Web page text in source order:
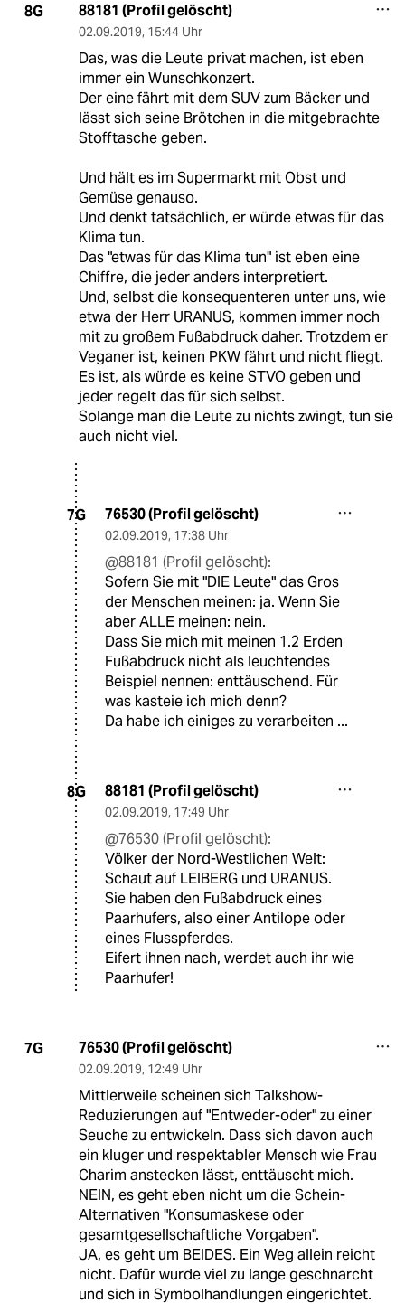
8G 88181 (Profil gelöscht)
02.09.2019, 15:44 Uhr
Das, was die Leute privat machen, ist eben
immer ein Wunschkonzert.
Der eine fährt mit dem SUV zum Bäcker und
lässt sich seine Brötchen in die mitgebrachte
Stofftasche geben.
Und hält es im Supermarkt mit Obst und
Gemüse genauso.
Und denkt tatsächlich, er würde etwas für das
Klima tun.
Das "etwas für das Klima tun" ist eben eine
Chiffre, die jeder anders interpretiert.
Und, selbst die konsequenteren unter uns, wie
etwa der Herr URANUS, kommen immer noch
mit zu großem Fußabdruck daher. Trotzdem er
Veganer ist, keinen PKW fährt und nicht fliegt.
Es ist, als würde es keine STVO geben und
jeder regelt das für sich selbst.
Solange man die Leute zu nichts zwingt, tun sie
auch nicht viel.
7G 76530 (Profil gelöscht)
02.09.2019, 17:38 Uhr
@88181 (Profil gelöscht):
Sofern Sie mit "DIE Leute" das Gros
der Menschen meinen: ja. Wenn Sie
aber ALLE meinen: nein.
Dass Sie mich mit meinen 1.2 Erden
Fußabdruck nicht als leuchtendes
Beispiel nennen: enttäuschend. Für
was kasteie ich mich denn?
Da habe ich einiges zu verarbeiten ...
8G 88181 (Profil gelöscht)
02.09.2019, 17:49 Uhr
@76530 (Profil gelöscht):
Völker der Nord-Westlichen Welt:
Schaut auf LEIBERG und URANUS.
Sie haben den Fußabdruck eines
Paarhufers, also einer Antilope oder
eines Flusspferdes.
Eifert ihnen nach, werdet auch ihr wie
Paarhufer!
7G 76530 (Profil gelöscht)
02.09.2019, 12:49 Uhr
Mittlerweile scheinen sich Talkshow-
Reduzierungen auf "Entweder-oder" zu einer
Seuche zu entwickeln. Dass sich davon auch
ein kluger und respektabler Mensch wie Frau
Charim anstecken lässt, enttäuscht mich.
NEIN, es geht eben nicht um die Schein-
Alternativen "Konsumaskese oder
gesamtgesellschaftliche Vorgaben".
JA, es geht um BEIDES. Ein Weg allein reicht
nicht. Dafür wurde viel zu lange geschnarcht
und sich in Symbolhandlungen eingerichtet.